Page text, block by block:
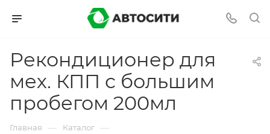
Рекондиционер для
мех. КПП с большим
пробегом 200мл
Главная — Каталог —